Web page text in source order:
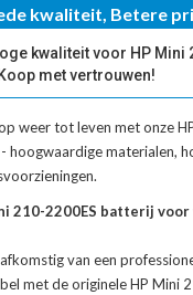
kwaliteit, Betere
kwaliteit voor HP Mini
Koop met vertrouwen!
weer tot leven met onze
- hoogwaardige materialen,
210-2200ES batterij
van een
met deoriginele HP Mini